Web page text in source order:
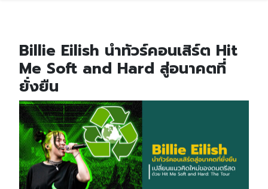
Billie Eilish นำทัวร์คอนเสิร์ต Hit
Me Soft and Hard สู่อนาคตที่
ยั่งยืน